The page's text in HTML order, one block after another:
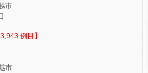
市
例目】
市